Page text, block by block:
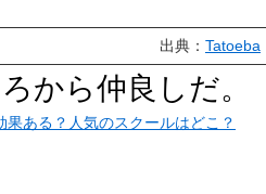
出典： Tatoeba
から仲良しだ。
ある？人気のスクールはどこ？